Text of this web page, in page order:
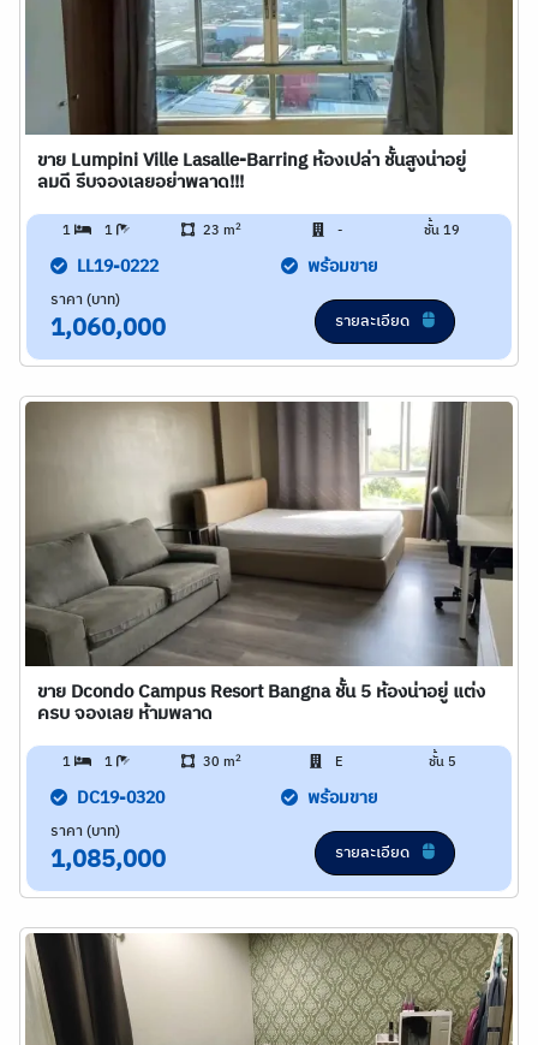
ขาย Lumpini Ville Lasalle-Barring ห้องเปล่า ชั้นสูงน่าอยู่
ลมดี รีบจองเลยอย่าพลาด!!!
1 1 23 m2 - ชั้น 19
LL19-0222 พร้อมขาย
ราคา (บาท)
1,060,000 รายละเอียด
ขาย Dcondo Campus Resort Bangna ชั้น 5 ห้องน่าอยู่ แต่ง
ครบ จองเลย ห้ามพลาด
1 1 30 m2 E ชั้น 5
DC19-0320 พร้อมขาย
ราคา (บาท)
1,085,000 รายละเอียด